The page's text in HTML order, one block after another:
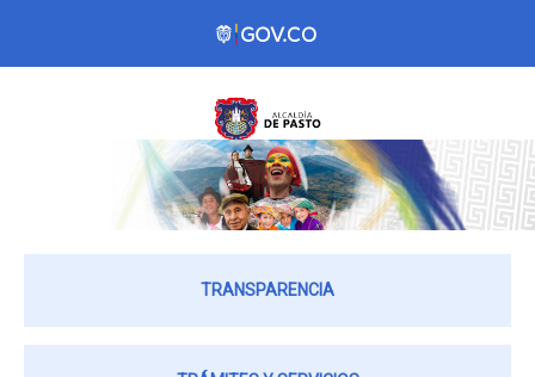
TRANSPARENCIA